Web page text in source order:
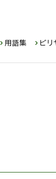
用語集 ビリ